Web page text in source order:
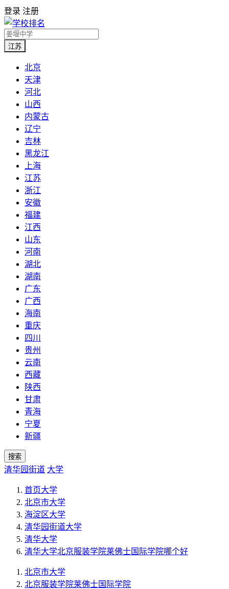
登录 注册
江苏
北京
天津
河北
山西
内蒙古
辽宁
吉林
黑龙江
上海
江苏
浙江
安徽
福建
江西
山东
河南
湖北
湖南
广东
广西
海南
重庆
四川
贵州
云南
西藏
陕西
甘肃
青海
宁夏
新疆
搜索
清华园街道 大学
首页大学
北京市大学
海淀区大学
清华园街道大学
清华大学
清华大学北京服装学院莱佛士国际学院哪个好
北京市大学
北京服装学院莱佛士国际学院